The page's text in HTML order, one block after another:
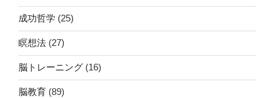
成功哲学 (25)
瞑想法 (27)
脳トレーニング (16)
脳教育 (89)